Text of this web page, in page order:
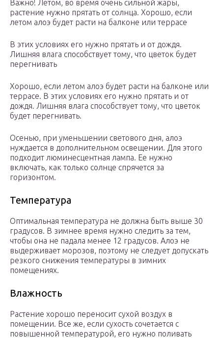
Важно! Летом, во время очень сильной жары,
растение нужно прятать от солнца. Хорошо, если
летом алоэ будет расти на балконе или террасе
В этих условиях его нужно прятать и от дождя.
Лишняя влага способствует тому, что цветок будет
перегнивать
Хорошо, если летом алоэ будет расти на балконе или
террасе. В этих условиях его нужно прятать и от
дождя. Лишняя влага способствует тому, что цветок
будет перегнивать.
Осенью, при уменьшении светового дня, алоэ
нуждается в дополнительном освещении. Для этого
подходит люминесцентная лампа. Ее нужно
включать, как только солнце спрячется за
горизонтом.
Температура
Оптимальная температура не должна быть выше 30
градусов. В зимнее время нужно следить за тем,
чтобы она не падала менее 12 градусов. Алоэ не
выдерживает морозов, поэтому не следует допускать
резкого снижения температуры в зимних
помещениях.
Влажность
Растение хорошо переносит сухой воздух в
помещении. Все же, если сухость сочетается с
повышенной температурой, его нужно поливать